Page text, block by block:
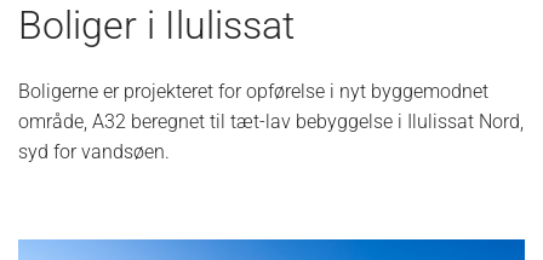
Boliger i Ilulissat
Boligerne er projekteret for opførelse i nyt byggemodnet
område, A32 beregnet til tæt-lav bebyggelse i Ilulissat Nord,
syd for vandsøen.